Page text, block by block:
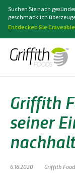
Suchen Sie nach
geschmacklich
Entdecken Sie
Griffith
seiner
6.16.2020 Griffith